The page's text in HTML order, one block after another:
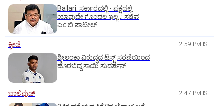
Ballari: ಸರ್ಕಾರದಲ್ಲಿ - ಪಕ್ಷದಲ್ಲಿ
ಯಾವುದೇ ಗೊಂದಲ ಇಲ್ಲ..: ಸಚಿವ
ಎಂ.ಬಿ.ಪಾಟೀಲ್
ಕ್ರೀಡೆ 2:59 PM IST
ಶ್ರೀಲಂಕಾ ವಿರುದ್ಧದ ಟೆಸ್ಟ್ ಸರಣಿಯಿಂದ
ಹೊರಬಿದ್ದ ಸಾಯಿ ಸುದರ್ಶನ್
ಬಾಲಿವುಡ್‌ 2:47 PM IST